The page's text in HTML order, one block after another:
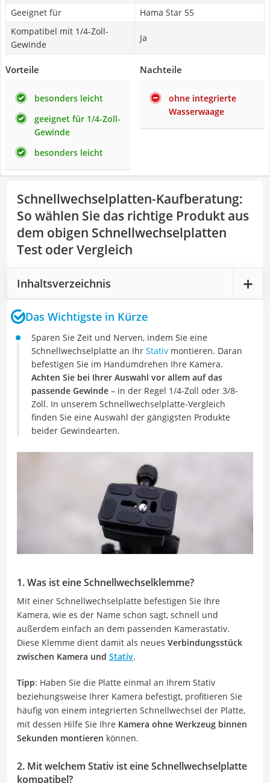
Geeignet für
Hama Star 55
Kompatibel mit 1/4-Zoll-
Gewinde
Ja
Vorteile
besonders leicht
geeignet für 1/4-Zoll-
Gewinde
besonders leicht
Nachteile
ohne integrierte
Wasserwaage
Schnellwechselplatten-Kaufberatung:
So wählen Sie das richtige Produkt aus
dem obigen Schnellwechselplatten
Test oder Vergleich
Inhaltsverzeichnis
Das Wichtigste in Kürze
Sparen Sie Zeit und Nerven, indem Sie eine
Schnellwechselplatte an Ihr Stativ montieren. Daran
befestigen Sie im Handumdrehen Ihre Kamera.
Achten Sie bei Ihrer Auswahl vor allem auf das
passende Gewinde – in der Regel 1/4-Zoll oder 3/8-
Zoll. In unserem Schnellwechselplatte-Vergleich
finden Sie eine Auswahl der gängigsten Produkte
beider Gewindearten.
1. Was ist eine Schnellwechselklemme?
Mit einer Schnellwechselplatte befestigen Sie Ihre
Kamera, wie es der Name schon sagt, schnell und
außerdem einfach an dem passenden Kamerastativ.
Diese Klemme dient damit als neues Verbindungsstück
zwischen Kamera und Stativ.
Tipp: Haben Sie die Platte einmal an Ihrem Stativ
beziehungsweise Ihrer Kamera befestigt, profitieren Sie
häufig von einem integrierten Schnellwechsel der Platte,
mit dessen Hilfe Sie Ihre Kamera ohne Werkzeug binnen
Sekunden montieren können.
2. Mit welchem Stativ ist eine Schnellwechselplatte
kompatibel?